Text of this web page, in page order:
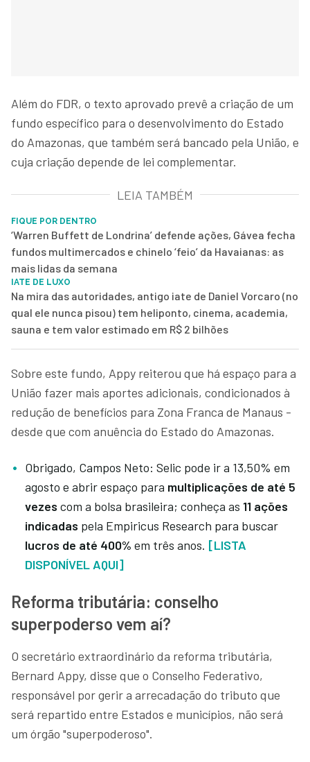
Além do FDR, o texto aprovado prevê a criação de um
fundo específico para o desenvolvimento do Estado
do Amazonas, que também será bancado pela União, e
cuja criação depende de lei complementar.
LEIA TAMBÉM
FIQUE POR DENTRO
‘Warren Buffett de Londrina’ defende ações, Gávea fecha
fundos multimercados e chinelo ‘feio’ da Havaianas: as
mais lidas da semana
IATE DE LUXO
Na mira das autoridades, antigo iate de Daniel Vorcaro (no
qual ele nunca pisou) tem heliponto, cinema, academia,
sauna e tem valor estimado em R$ 2 bilhões
Sobre este fundo, Appy reiterou que há espaço para a
União fazer mais aportes adicionais, condicionados à
redução de benefícios para Zona Franca de Manaus -
desde que com anuência do Estado do Amazonas.
Obrigado, Campos Neto: Selic pode ir a 13,50% em
agosto e abrir espaço para multiplicações de até 5
vezes com a bolsa brasileira; conheça as 11 ações
indicadas pela Empiricus Research para buscar
lucros de até 400% em três anos. [LISTA
DISPONÍVEL AQUI]
Reforma tributária: conselho
superpoderso vem aí?
O secretário extraordinário da reforma tributária,
Bernard Appy, disse que o Conselho Federativo,
responsável por gerir a arrecadação do tributo que
será repartido entre Estados e municípios, não será
um órgão "superpoderoso".